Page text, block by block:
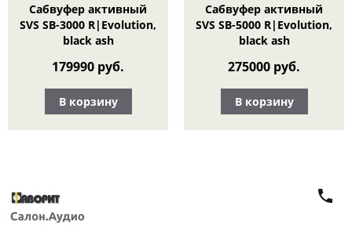
Сабвуфер активный
SVS SB-3000 R|Evolution,
black ash
179990 руб.
В корзину
Сабвуфер активный
SVS SB-5000 R|Evolution,
black ash
275000 руб.
В корзину